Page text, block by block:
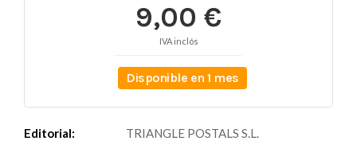
9,00 €
IVA inclós
Disponible en 1 mes
Editorial: TRIANGLE POSTALS S.L.